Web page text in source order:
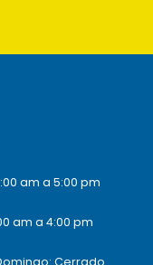
am a 5:00 pm
am a 4:00 pm
Cerrado